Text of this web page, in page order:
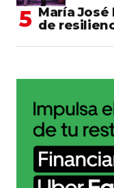
María José
de